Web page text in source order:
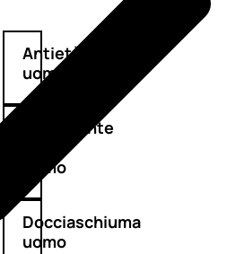
Antietà
uomo
Detergente
uomo
Docciaschiuma
uomo